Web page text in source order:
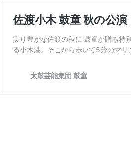
佐渡小木 鼓童 秋の公演
実り豊かな佐渡の秋に 鼓童が贈る特
る小木港。そこから歩いて5分のマ
太鼓芸能集団 鼓童